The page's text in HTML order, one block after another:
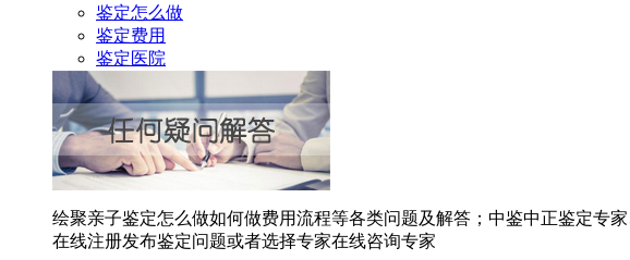
鉴定怎么做
鉴定费用
鉴定医院
绘聚亲子鉴定怎么做如何做费用流程等各类问题及解答；中鉴中正鉴定专
在线注册发布鉴定问题或者选择专家在线咨询专家